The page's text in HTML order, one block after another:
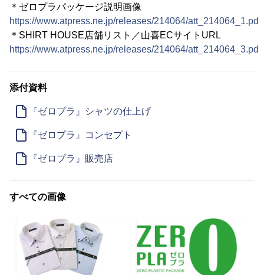
＊ゼロプラパッケージ説明画像
https://www.atpress.ne.jp/releases/214064/att_214064_1.pdf
＊SHIRT HOUSE店舗リスト／山喜ECサイトURL
https://www.atpress.ne.jp/releases/214064/att_214064_3.pdf
添付資料
『ゼロプラ』シャツの仕上げ
『ゼロプラ』コンセプト
『ゼロプラ』販売店
すべての画像